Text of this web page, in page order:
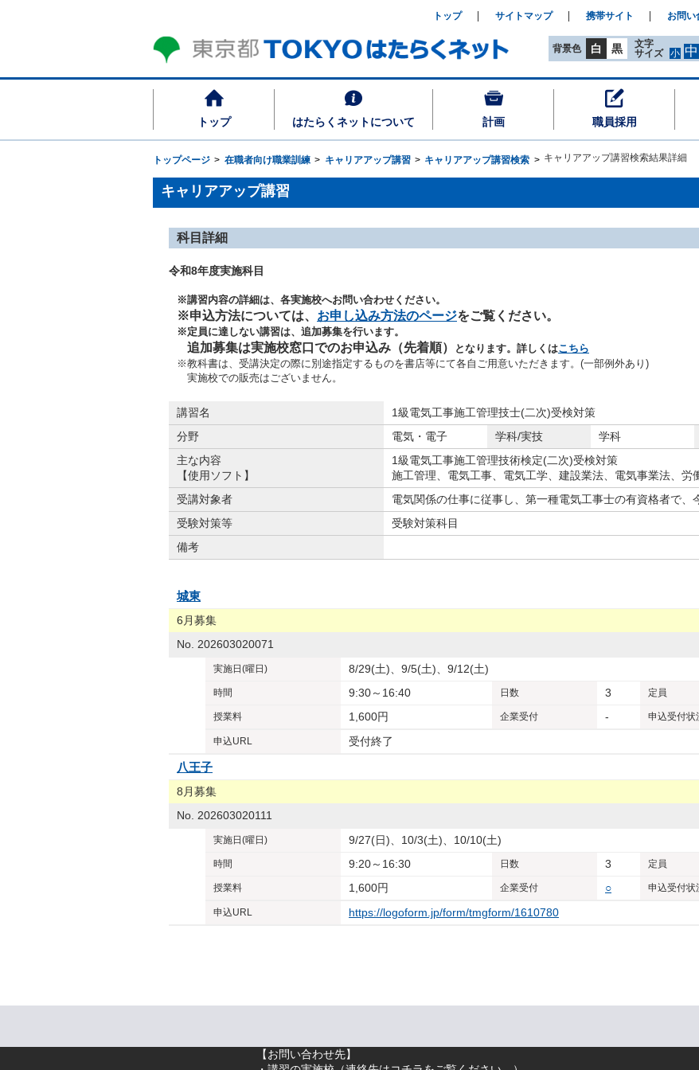
トップ はたらくネットについて 計画 職員採用
背景色 白 黒
文字
サイズ
小 中
トップ サイトマップ 携帯サイト お問い
トップページ 在職者向け職業訓練 キャリアアップ講習 キャリアアップ講習検索 キャリアアップ講習検索結果詳細
キャリアアップ講習
科目詳細
令和8年度実施科目
※講習内容の詳細は、各実施校へお問い合わせください。
※申込方法については、 お申し込み方法のページをご覧ください。
※定員に達しない講習は、追加募集を行います。
追加募集は実施校窓口でのお申込み（先着順） となります。詳しくはこちら
※教科書は、受講決定の際に別途指定するものを書店等にて各自ご用意いただきます。(一部例外あり)
実施校での販売はございません。
講習名
1級電気工事施工管理技士(二次)受検対策
分野
電気・電子 学科/実技 学科
主な内容
【使用ソフト】
1級電気工事施工管理技術検定(二次)受検対策
施工管理、電気工事、電気工学、建設業法、電気事業法、労
受講対象者
電気関係の仕事に従事し、第一種電気工事士の有資格者で、
受験対策等
受験対策科目
備考
城東
6月募集
No. 202603020071
実施日 (曜日) 8/29(土)、9/5(土)、9/12(土)
時間 9:30～16:40 日数 3 定員
授業料 1,600円 企業受付 - 申込受付状
申込URL 受付終了
八王子
8月募集
No. 202603020111
実施日 (曜日) 9/27(日)、10/3(土)、10/10(土)
時間 9:20～16:30 日数 3 定員
授業料 1,600円 企業受付 ○ 申込受付状
申込URL https://logoform.jp/form/tmgform/1610780
【お問い合わせ先】